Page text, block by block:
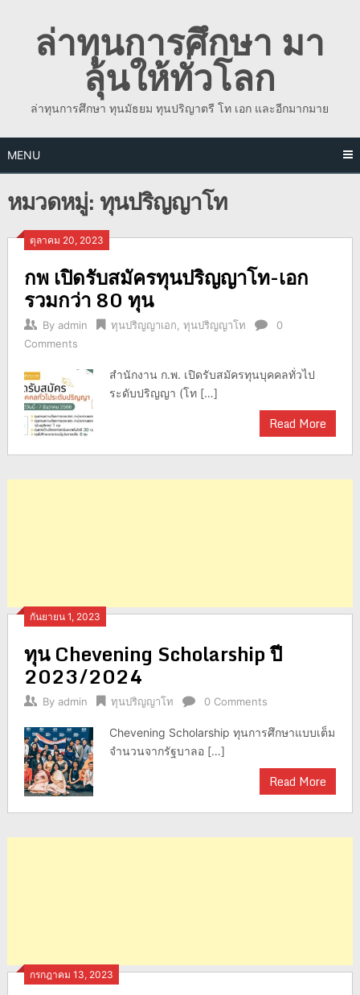
contentล่าทุนการศึกษา มา
ลุ้นให้ทั่วโลก
ล่าทุนการศึกษา ทุนมัธยม ทุนปริญาตรี โท เอก และอีกมากมาย
MENU
หมวดหมู่:ทุนปริญญาโท
ตุลาคม 20, 2023
กพ เปิดรับสมัครทุนปริญญาโท-เอก
รวมกว่า 80 ทุน
By admin ทุนปริญญาเอก ทุนปริญญาโท
0
Comments
สำนักงาน ก.พ. เปิดรับสมัครทุนบุคคลทั่วไป
ระดับปริญญา (โท […]
Read More
กันยายน 1, 2023
ทุน Chevening Scholarship ปี
2023/2024
By admin ทุนปริญญาโท 0 Comments
Chevening Scholarship ทุนการศึกษาแบบเต็ม
จำนวนจากรัฐบาลอ […]
Read More
กรกฎาคม 13, 2023